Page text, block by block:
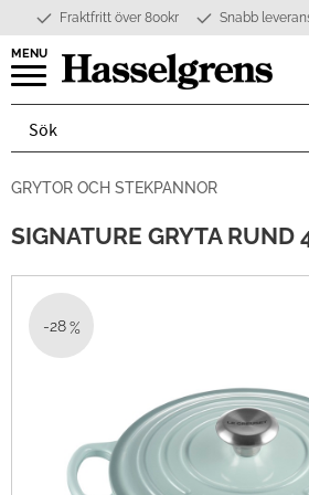
Meny
Fraktfritt över 800kr Snabb
GRYTOR OCH STEKPANNOR
SIGNATURE GRYTA RUND
28 %